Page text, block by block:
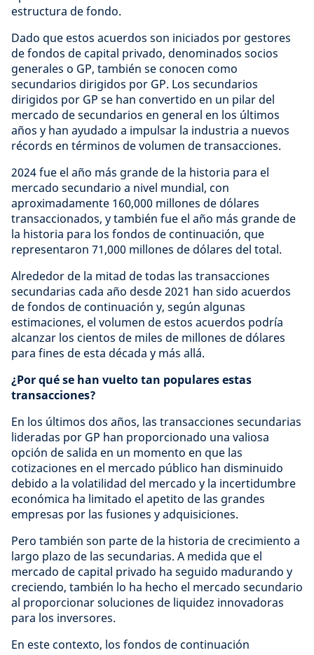
estructura de fondo.
Dado que estos acuerdos son iniciados por gestores
de fondos de capital privado, denominados socios
generales o GP, también se conocen como
secundarios dirigidos por GP. Los secundarios
dirigidos por GP se han convertido en un pilar del
mercado de secundarios en general en los últimos
años y han ayudado a impulsar la industria a nuevos
récords en términos de volumen de transacciones.
2024 fue el año más grande de la historia para el
mercado secundario a nivel mundial, con
aproximadamente 160,000 millones de dólares
transaccionados, y también fue el año más grande de
la historia para los fondos de continuación, que
representaron 71,000 millones de dólares del total.
Alrededor de la mitad de todas las transacciones
secundarias cada año desde 2021 han sido acuerdos
de fondos de continuación y, según algunas
estimaciones, el volumen de estos acuerdos podría
alcanzar los cientos de miles de millones de dólares
para fines de esta década y más allá.
¿Por qué se han vuelto tan populares estas
transacciones?
En los últimos dos años, las transacciones secundarias
lideradas por GP han proporcionado una valiosa
opción de salida en un momento en que las
cotizaciones en el mercado público han disminuido
debido a la volatilidad del mercado y la incertidumbre
económica ha limitado el apetito de las grandes
empresas por las fusiones y adquisiciones.
Pero también son parte de la historia de crecimiento a
largo plazo de las secundarias. A medida que el
mercado de capital privado ha seguido madurando y
creciendo, también lo ha hecho el mercado secundario
al proporcionar soluciones de liquidez innovadoras
para los inversores.
En este contexto, los fondos de continuación